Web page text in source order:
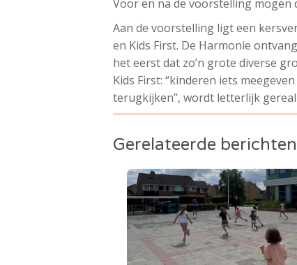
Voor en na de voorstelling mogen
Aan de voorstelling ligt een
en Kids First. De Harmonie
het eerst dat zo’n grote diverse
Kids First: “kinderen iets
terugkijken”, wordt letterlijk
Gerelateerde berichten